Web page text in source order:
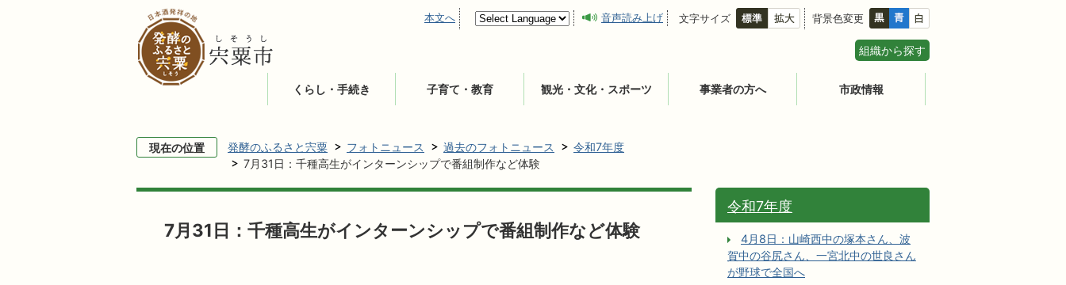
本文へ 音声読み上げ 文字サイズ 背景色変更
組織から探す
くらし・手続き 子育て・教育 観光・文化・スポーツ 事業者の方へ 市政情報
現在の位置 発酵のふるさと宍粟 フォトニュース 過去のフォトニュース
令和7年度
7月31日：千種高生がインターンシップで番組制作など体験
7月31日：千種高生がインターンシップで番組制作など体験
令和7年度
4月8日：山崎西中の塚本さん、波
賀中の谷尻さん、一宮北中の世良さん
が野球で全国へ